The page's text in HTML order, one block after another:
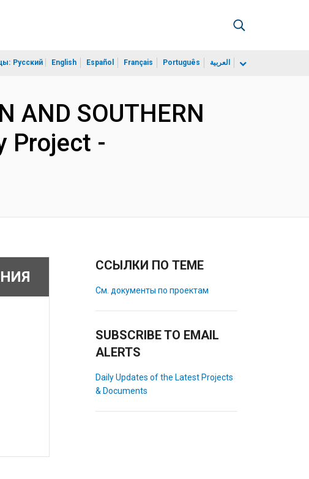
Русский English Español Français Português العربية
AND SOUTHERN
Project -
ССЫЛКИ ПО ТЕМЕ
См. документы по проектам
SUBSCRIBE TO EMAIL
ALERTS
Daily Updates of the Latest Projects
& Documents